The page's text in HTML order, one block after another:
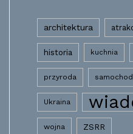
architektura
historia kuchnia
przyroda
Ukraina
wojna ZSRR